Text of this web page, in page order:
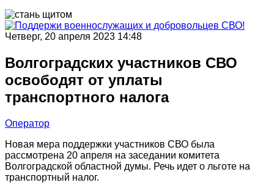
Четверг, 20 апреля 2023 14:48
Волгоградских участников СВО
освободят от уплаты
транспортного налога
Оператор
Новая мера поддержки участников СВО была
рассмотрена 20 апреля на заседании комитета
Волгоградской областной думы. Речь идет о льготе на
транспортный налог.